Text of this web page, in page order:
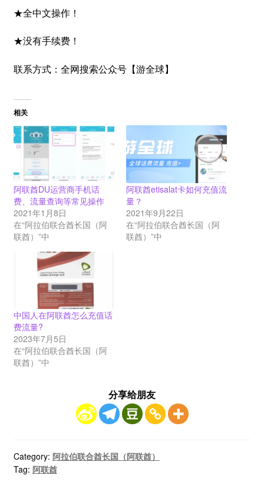
★全中文操作！
★没有手续费！
联系方式：全网搜索公众号【游全球】
相关
阿联酋DU运营商手机话
费、流量查询等常见操作
2021年1月8日
在“阿拉伯联合酋长国（阿
联酋）”中
阿联酋etisalat卡如何充值流
量？
2021年9月22日
在“阿拉伯联合酋长国（阿
联酋）”中
中国人在阿联酋怎么充值话
费流量?
2023年7月5日
在“阿拉伯联合酋长国（阿
联酋）”中
分享给朋友
Category: 阿拉伯联合酋长国（阿联酋）
Tag: 阿联酋